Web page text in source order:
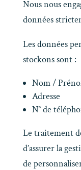
Nous nous
données
Les données
stockons sont :
Nom /
Adresse
N° de
Le traitement
d’assurer la
de